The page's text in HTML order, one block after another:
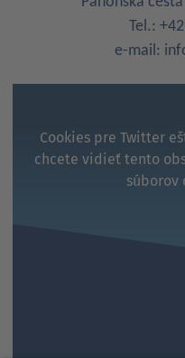
Tel.:
e-mail:
Cookies pre Twitter
chcete vidieť tento
súborov